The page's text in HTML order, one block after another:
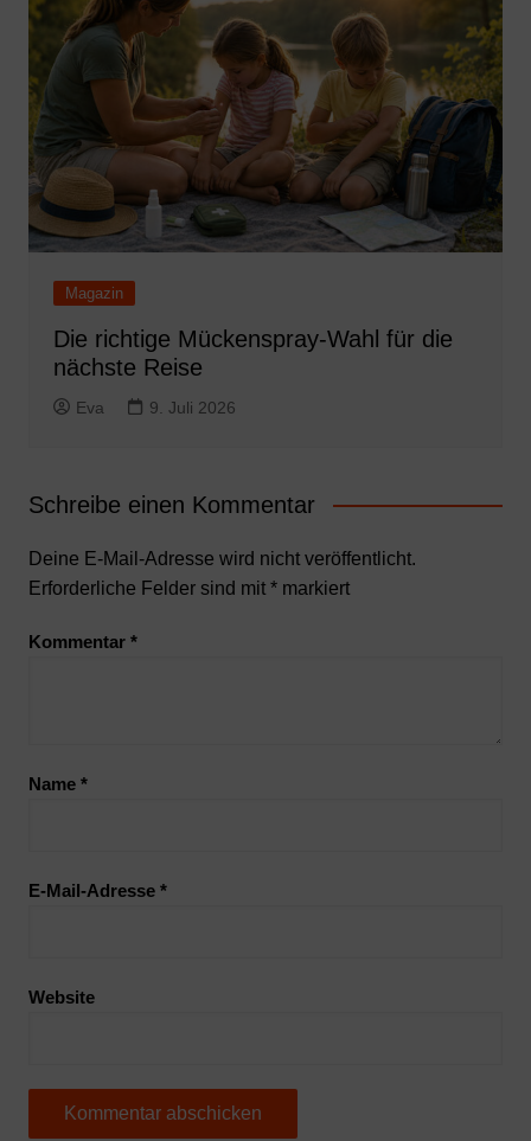
Magazin
Die richtige Mückenspray-Wahl für die
nächste Reise
Eva 9. Juli 2026
Schreibe einen Kommentar
Deine E-Mail-Adresse wird nicht veröffentlicht.
Erforderliche Felder sind mit *markiert
Kommentar *
Name *
E-Mail-Adresse *
Website